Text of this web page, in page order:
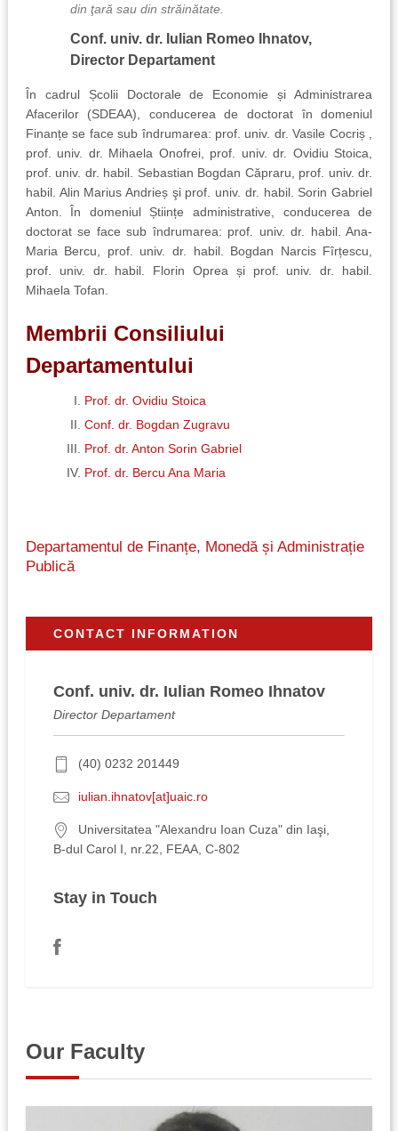
din ţară sau din străinătate.
Conf. univ. dr. Iulian Romeo Ihnatov,
Director Departament
În cadrul Școlii Doctorale de Economie și Administrarea
Afacerilor (SDEAA), conducerea de doctorat în domeniul
Finanțe se face sub îndrumarea: prof. univ. dr. Vasile Cocriș ,
prof. univ. dr. Mihaela Onofrei, prof. univ. dr. Ovidiu Stoica,
prof. univ. dr. habil. Sebastian Bogdan Căpraru, prof. univ. dr.
habil. Alin Marius Andrieș şi prof. univ. dr. habil. Sorin Gabriel
Anton. În domeniul Științe administrative, conducerea de
doctorat se face sub îndrumarea: prof. univ. dr. habil. Ana-
Maria Bercu, prof. univ. dr. habil. Bogdan Narcis Fîrțescu,
prof. univ. dr. habil. Florin Oprea și prof. univ. dr. habil.
Mihaela Tofan.
Membrii Consiliului
Departamentului
Prof. dr. Ovidiu Stoica
Conf. dr. Bogdan Zugravu
Prof. dr. Anton Sorin Gabriel
Prof. dr. Bercu Ana Maria
Departamentul de Finanțe, Monedă și Administrație
Publică
CONTACT INFORMATION
Conf. univ. dr. Iulian Romeo Ihnatov
Director Departament
(40) 0232 201449
iulian.ihnatov[at]uaic.ro
Universitatea "Alexandru Ioan Cuza" din Iaşi,
B-dul Carol I, nr.22, FEAA, C-802
Stay in Touch
Our Faculty